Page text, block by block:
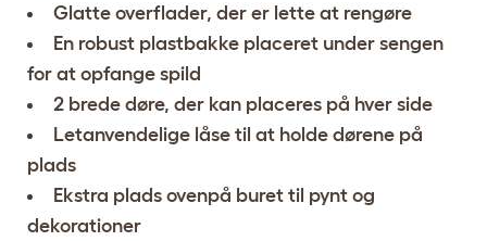
Glatte overflader, der er lette at rengøre
En robust plastbakke placeret under sengen
for at opfange spild
2 brede døre, der kan placeres på hver side
Letanvendelige låse til at holde dørene på
plads
Ekstra plads ovenpå buret til pynt og
dekorationer